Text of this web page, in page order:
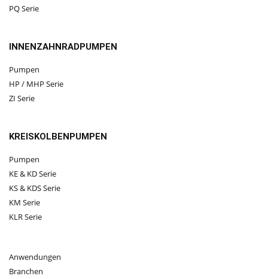
PQ Serie
INNENZAHNRADPUMPEN
Pumpen
HP / MHP Serie
ZI Serie
KREISKOLBENPUMPEN
Pumpen
KE & KD Serie
KS & KDS Serie
KM Serie
KLR Serie
Anwendungen
Branchen